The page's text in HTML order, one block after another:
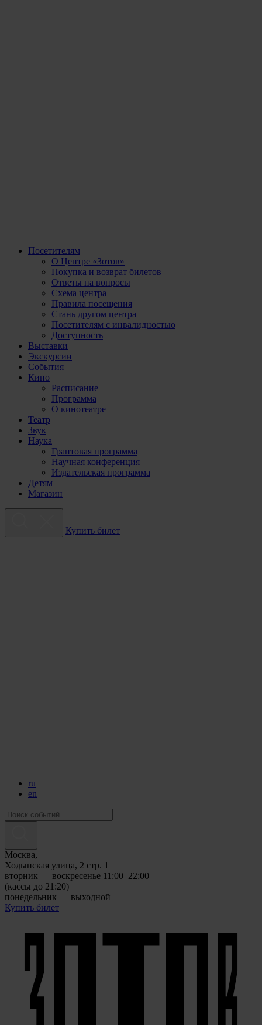
Посетителям
О Центре «Зотов»
Покупка и возврат билетов
Ответы на вопросы
Схема центра
Правила посещения
Стань другом центра
Посетителям с инвалидностью
Доступность
Выставки
Экскурсии
События
Кино
Расписание
Программа
О кинотеатре
Театр
Звук
Наука
Грантовая программа
Научная конференция
Издательская программа
Детям
Магазин
Купить билет
ru
en
Москва,
Ходынская улица, 2 стр. 1
вторник — воскресенье 11:00–22:00
(кассы до 21:20)
понедельник — выходной
Купить билет